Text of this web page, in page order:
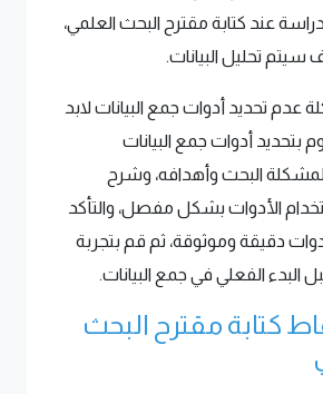
عند كتابة مقترح البحث العلمي،
تحليل البيانات.
عدم تحديد أدوات جمع البيانات لابد
بتحديد أدوات جمع البيانات
لمشكلة البحث وأهدافه، وشرح
الأدوات بشكل مفصل، والتأكد
دقيقة وموثوقة، ثم قم بتجربة
البدء الفعلي في جمع البيانات.
كتابة مقترح البحث